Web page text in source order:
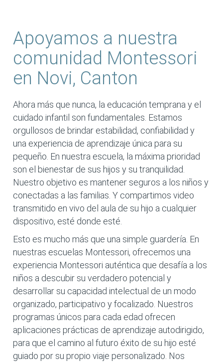
Apoyamos a nuestra
comunidad Montessori
en Novi, Canton
Ahora más que nunca, la educación temprana y el
cuidado infantil son fundamentales. Estamos
orgullosos de brindar estabilidad, confiabilidad y
una experiencia de aprendizaje única para su
pequeño. En nuestra escuela, la máxima prioridad
son el bienestar de sus hijos y su tranquilidad.
Nuestro objetivo es mantener seguros a los niños y
conectadas a las familias. Y compartimos video
transmitido en vivo del aula de su hijo a cualquier
dispositivo, esté donde esté.
Esto es mucho más que una simple guardería. En
nuestras escuelas Montessori, ofrecemos una
experiencia Montessori auténtica que desafía a los
niños a descubir su verdadero potencial y
desarrollar su capacidad intelectual de un modo
organizado, participativo y focalizado. Nuestros
programas únicos para cada edad ofrecen
aplicaciones prácticas de aprendizaje autodirigido,
para que el camino al futuro éxito de su hijo esté
guiado por su propio viaje personalizado. Nos